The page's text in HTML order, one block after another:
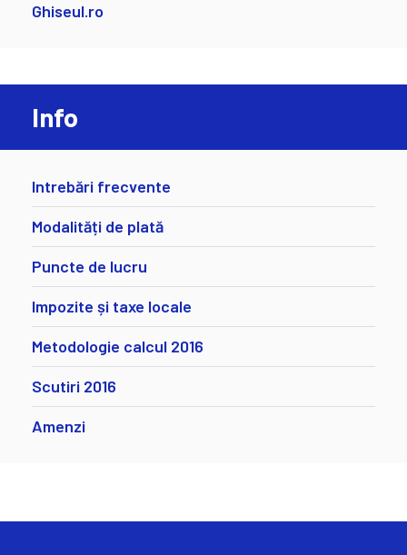
Ghiseul.ro
Info
Intrebări frecvente
Modalități de plată
Puncte de lucru
Impozite și taxe locale
Metodologie calcul 2016
Scutiri 2016
Amenzi